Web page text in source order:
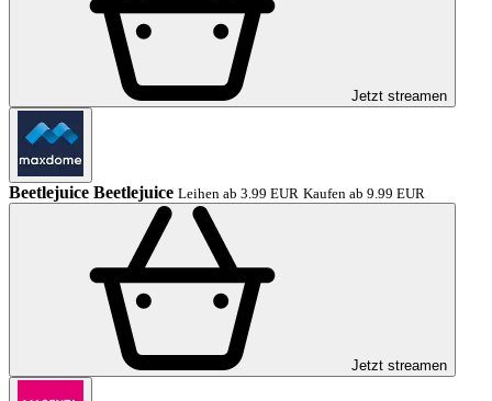
Jetzt streamen
Beetlejuice Beetlejuice Leihen ab 3.99 EUR Kaufen ab 9.99 EUR
Jetzt streamen